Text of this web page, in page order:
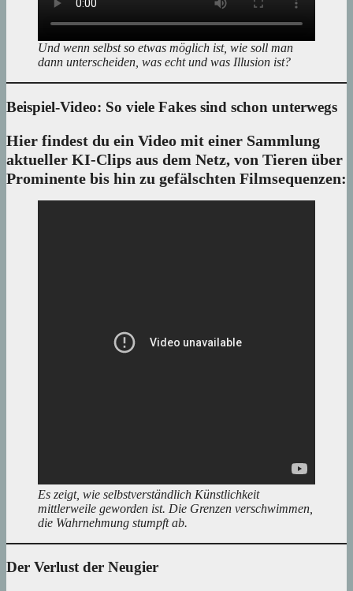
Und wenn selbst so etwas möglich ist, wie soll man
dann unterscheiden, was echt und was Illusion ist?
Beispiel-Video: So viele Fakes sind schon unterwegs
Hier findest du ein Video mit einer Sammlung
aktueller KI-Clips aus dem Netz, von Tieren über
Prominente bis hin zu gefälschten Filmsequenzen:
Es zeigt, wie selbstverständlich Künstlichkeit
mittlerweile geworden ist. Die Grenzen verschwimmen,
die Wahrnehmung stumpft ab.
Der Verlust der Neugier